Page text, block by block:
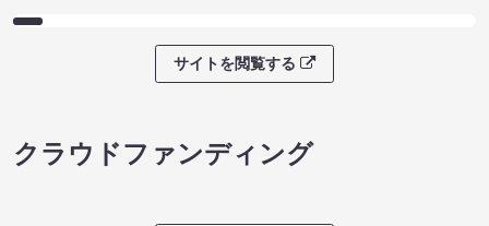
サイトを閲覧する
クラウドファンディング